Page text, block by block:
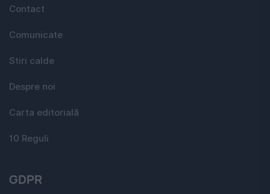
Contact
Comunicate
Stiri calde
Despre noi
Carta editorială
10 Reguli
GDPR